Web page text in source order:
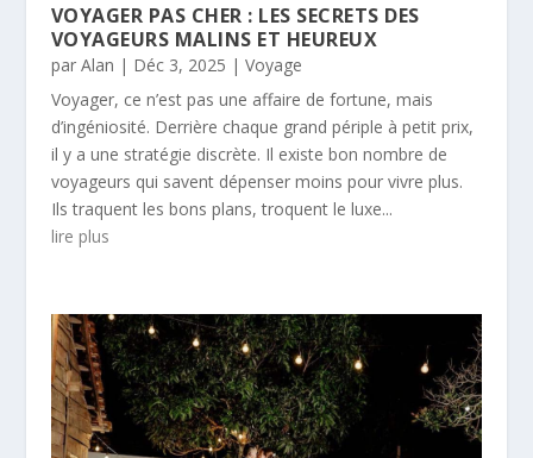
VOYAGER PAS CHER : LES SECRETS DES
VOYAGEURS MALINS ET HEUREUX
par Alan | Déc 3, 2025 | Voyage
Voyager, ce n’est pas une affaire de fortune, mais
d’ingéniosité. Derrière chaque grand périple à petit prix,
il y a une stratégie discrète. Il existe bon nombre de
voyageurs qui savent dépenser moins pour vivre plus.
Ils traquent les bons plans, troquent le luxe...
lire plus